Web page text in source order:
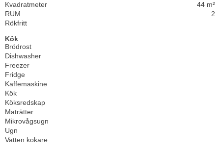
Kvadratmeter
44 m²
RUM
2
Rökfritt
Kök
Brödrost
Dishwasher
Freezer
Fridge
Kaffemaskine
Kök
Köksredskap
Maträtter
Mikrovågsugn
Ugn
Vatten kokare